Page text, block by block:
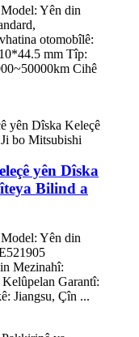
Yên din
otomobîlê:
mm Tîp:
Cihê
yên Dîska
Bilind a
Yên din
Mezinahî:
Garantî:
Jiangsu, Çîn ...